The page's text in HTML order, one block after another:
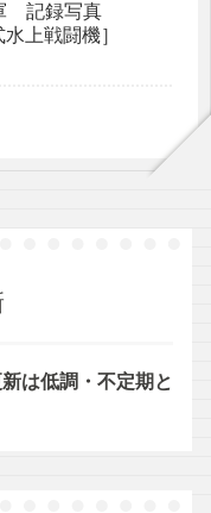
記録写真
上戦闘機］
は低調・不定期と